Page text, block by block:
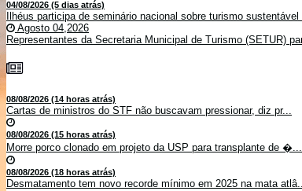
04/08/2026 (5 dias atrás)
Ilhéus participa de seminário nacional sobre turismo
Agosto 04,2026
Representantes da Secretaria Municipal de Turismo (SETUR)
08/08/2026 (14 horas atrás)
Cartas de ministros do STF não buscavam pressionar, diz pr...
08/08/2026 (15 horas atrás)
Morre porco clonado em projeto da USP para transplante de �...
08/08/2026 (18 horas atrás)
Desmatamento tem novo recorde mínimo em 2025 na mata atlâ...